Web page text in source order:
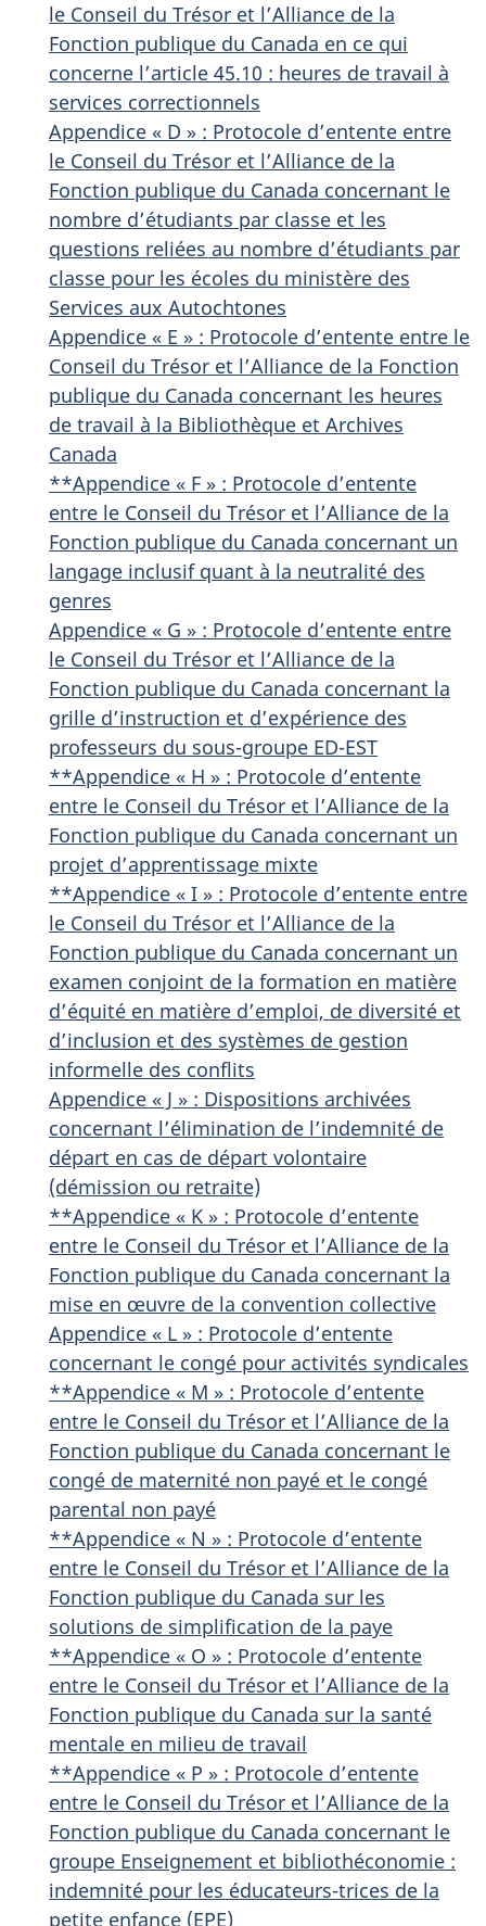
le Conseil du Trésor et l’Alliance de la
Fonction publique du Canada en ce qui
concerne l’article 45.10 : heures de travail à
services correctionnels
Appendice « D » : Protocole d’entente entre
le Conseil du Trésor et l’Alliance de la
Fonction publique du Canada concernant le
nombre d’étudiants par classe et les
questions reliées au nombre d’étudiants par
classe pour les écoles du ministère des
Services aux Autochtones
Appendice « E » : Protocole d’entente entre le
Conseil du Trésor et l’Alliance de la Fonction
publique du Canada concernant les heures
de travail à la Bibliothèque et Archives
Canada
**Appendice « F » : Protocole d’entente
entre le Conseil du Trésor et l’Alliance de la
Fonction publique du Canada concernant un
langage inclusif quant à la neutralité des
genres
Appendice « G » : Protocole d’entente entre
le Conseil du Trésor et l’Alliance de la
Fonction publique du Canada concernant la
grille d’instruction et d’expérience des
professeurs du sous-groupe ED-EST
**Appendice « H » : Protocole d’entente
entre le Conseil du Trésor et l’Alliance de la
Fonction publique du Canada concernant un
projet d’apprentissage mixte
**Appendice « I » : Protocole d’entente entre
le Conseil du Trésor et l’Alliance de la
Fonction publique du Canada concernant un
examen conjoint de la formation en matière
d’équité en matière d’emploi, de diversité et
d’inclusion et des systèmes de gestion
informelle des conflits
Appendice « J » : Dispositions archivées
concernant l’élimination de l’indemnité de
départ en cas de départ volontaire
(démission ou retraite)
**Appendice « K » : Protocole d’entente
entre le Conseil du Trésor et l’Alliance de la
Fonction publique du Canada concernant la
mise en œuvre de la convention collective
Appendice « L » : Protocole d’entente
concernant le congé pour activités syndicales
**Appendice « M » : Protocole d’entente
entre le Conseil du Trésor et l’Alliance de la
Fonction publique du Canada concernant le
congé de maternité non payé et le congé
parental non payé
**Appendice « N » : Protocole d’entente
entre le Conseil du Trésor et l’Alliance de la
Fonction publique du Canada sur les
solutions de simplification de la paye
**Appendice « O » : Protocole d’entente
entre le Conseil du Trésor et l’Alliance de la
Fonction publique du Canada sur la santé
mentale en milieu de travail
**Appendice « P » : Protocole d’entente
entre le Conseil du Trésor et l’Alliance de la
Fonction publique du Canada concernant le
groupe Enseignement et bibliothéconomie :
indemnité pour les éducateurs-trices de la
petite enfance (EPE)